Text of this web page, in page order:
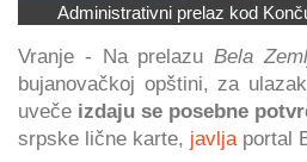
Administrativni prelaz kod
Vranje - Na prelazu Bela
bujanovačkoj opštini, za
uveče izdaju se posebne
srpske lične karte, javlja portal